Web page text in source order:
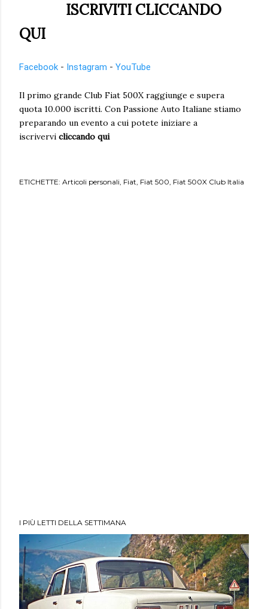
ISCRIVITI CLICCANDO
QUI
Facebook - Instagram - YouTube
Il primo grande Club Fiat 500X raggiunge e supera
quota 10.000 iscritti. Con Passione Auto Italiane stiamo
preparando un evento a cui potete iniziare a
iscrivervi cliccando qui
ETICHETTE: Articoli personali Fiat Fiat 500 Fiat 500X Club Italia
I PIÙ LETTI DELLA SETTIMANA